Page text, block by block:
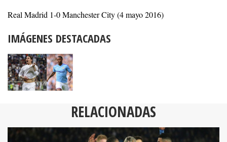
Real Madrid 1-0 Manchester City (4 mayo 2016)
IMÁGENES DESTACADAS
RELACIONADAS